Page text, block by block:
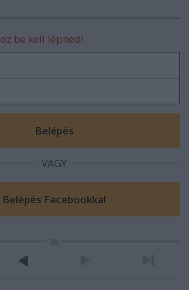
be kell lépned!
VAGY